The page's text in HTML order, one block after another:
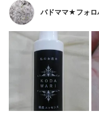
バドママ★フォ